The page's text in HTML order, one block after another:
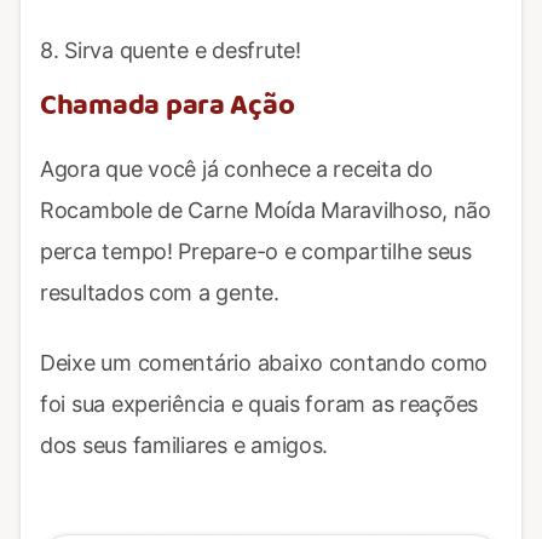
8. Sirva quente e desfrute!
Chamada para Ação
Agora que você já conhece a receita do
Rocambole de Carne Moída Maravilhoso, não
perca tempo! Prepare-o e compartilhe seus
resultados com a gente.
Deixe um comentário abaixo contando como
foi sua experiência e quais foram as reações
dos seus familiares e amigos.